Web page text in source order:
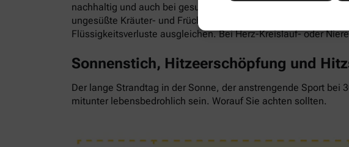
nachhaltig und auch bei gesunden Menschen. Als Faustregel
ungesüßte Kräuter- und Früchtetees oder verdünnte Säfte.
Flüssigkeitsverluste ausgleichen. Bei Herz-Kreislauf- oder
Sonnenstich, Hitzeerschöpfung und
Der lange Strandtag in der Sonne, der anstrengende Sport bei
mitunter lebensbedrohlich sein. Worauf Sie achten sollten.